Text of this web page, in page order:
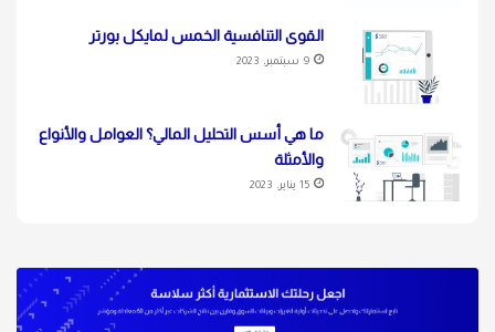
القوى التنافسية الخمس لمايكل بورتر
9 سبتمبر، 2023
ما هي أسس التحليل المالي؟ العوامل والأنواع
والأمثلة
15 يناير، 2023